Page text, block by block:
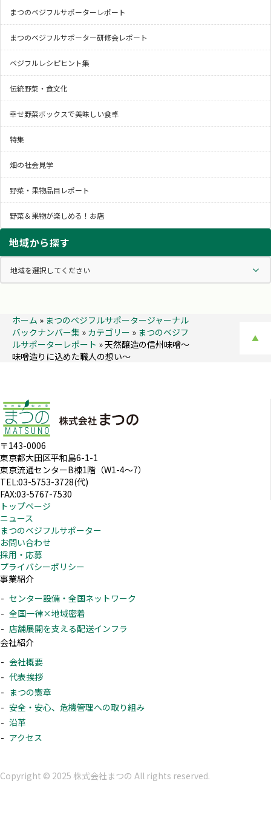
まつのベジフルサポーターレポート
まつのベジフルサポーター研修会レポート
ベジフルレシピヒント集
伝統野菜・食文化
幸せ野菜ボックスで美味しい食卓
特集
畑の社会見学
野菜・果物品目レポート
野菜＆果物が楽しめる！お店
地域から探す
ホーム » まつのベジフルサポータージャーナル
バックナンバー集 » カテゴリー » まつのベジフ
ルサポーターレポート »天然醸造の信州味噌～
味噌造りに込めた職人の想い～
▲
〒143-0006
東京都大田区平和島6-1-1
東京流通センターB棟1階（W1-4～7）
TEL:03-5753-3728(代)
FAX:03-5767-7530
トップページ
ニュース
まつのベジフルサポーター
お問い合わせ
採用・応募
プライバシーポリシー
事業紹介
センター設備・全国ネットワーク
全国一律×地域密着
店舗展開を支える配送インフラ
会社紹介
会社概要
代表挨拶
まつの憲章
安全・安心、危機管理への取り組み
沿革
アクセス
Copyright © 2025 株式会社まつの All rights reserved.